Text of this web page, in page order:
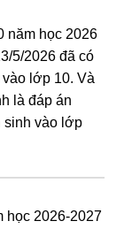
năm học 2026
5/2026 đã có
lớp 10. Và
là đáp án
sinh vào lớp
học 2026-2027